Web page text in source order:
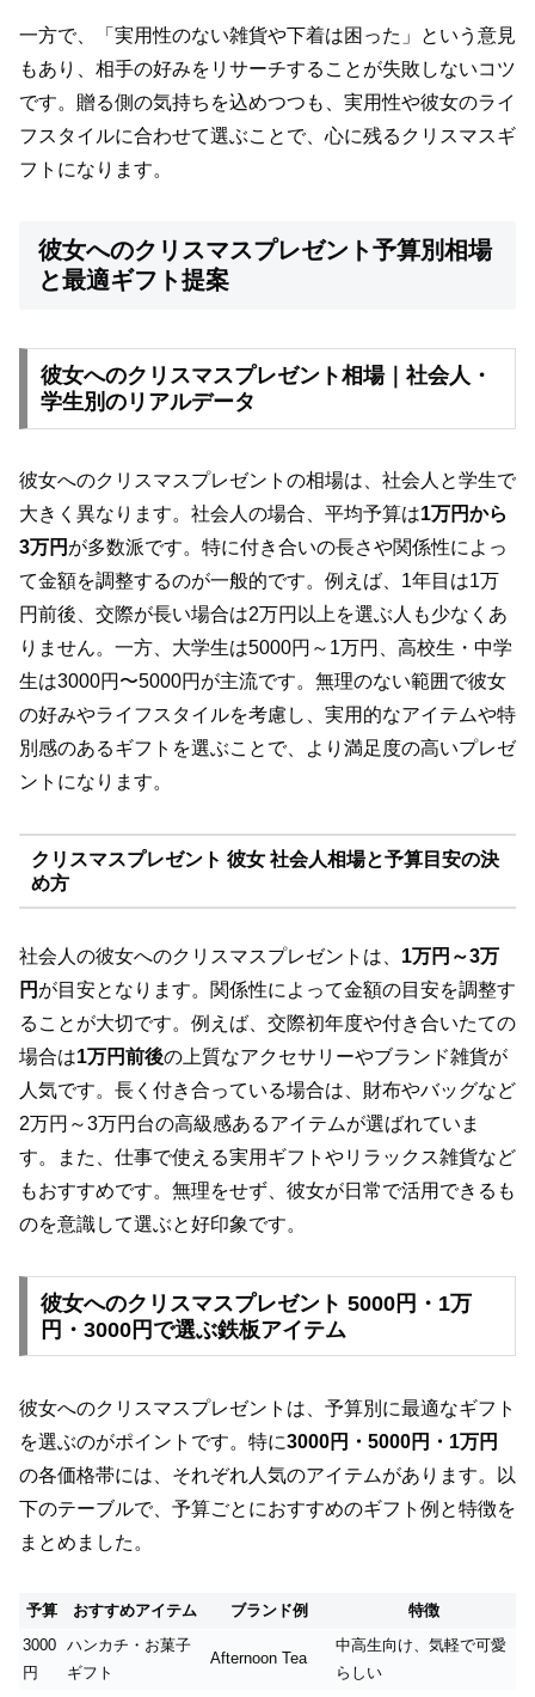
一方で、「実用性のない雑貨や下着は困った」という意見
もあり、相手の好みをリサーチすることが失敗しないコツ
です。贈る側の気持ちを込めつつも、実用性や彼女のライ
フスタイルに合わせて選ぶことで、心に残るクリスマスギ
フトになります。
彼女へのクリスマスプレゼント予算別相場
と最適ギフト提案
彼女へのクリスマスプレゼント相場｜社会人・
学生別のリアルデータ
彼女へのクリスマスプレゼントの相場は、社会人と学生で
大きく異なります。社会人の場合、平均予算は1万円から
3万円 が多数派です。特に付き合いの長さや関係性によっ
て金額を調整するのが一般的です。例えば、1年目は1万
円前後、交際が長い場合は2万円以上を選ぶ人も少なくあ
りません。一方、大学生は5000円～1万円、高校生・中学
生は3000円〜5000円が主流です。無理のない範囲で彼女
の好みやライフスタイルを考慮し、実用的なアイテムや特
別感のあるギフトを選ぶことで、より満足度の高いプレゼ
ントになります。
クリスマスプレゼント 彼女 社会人相場と予算目安の決
め方
社会人の彼女へのクリスマスプレゼントは、 1万円～3万
円 が目安となります。関係性によって金額の目安を調整す
ることが大切です。例えば、交際初年度や付き合いたての
場合は1万円前後の上質なアクセサリーやブランド雑貨が
人気です。長く付き合っている場合は、財布やバッグなど
2万円～3万円台の高級感あるアイテムが選ばれていま
す。また、仕事で使える実用ギフトやリラックス雑貨など
もおすすめです。無理をせず、彼女が日常で活用できるも
のを意識して選ぶと好印象です。
彼女へのクリスマスプレゼント 5000円・1万
円・3000円で選ぶ鉄板アイテム
彼女へのクリスマスプレゼントは、予算別に最適なギフト
を選ぶのがポイントです。特に3000円・5000円・1万円
の各価格帯には、それぞれ人気のアイテムがあります。以
下のテーブルで、予算ごとにおすすめのギフト例と特徴を
まとめました。
予算 おすすめアイテム ブランド例
特徴
3000
円
ハンカチ・お菓子
ギフト
Afternoon Tea
中高生向け、気軽で可愛
らしい